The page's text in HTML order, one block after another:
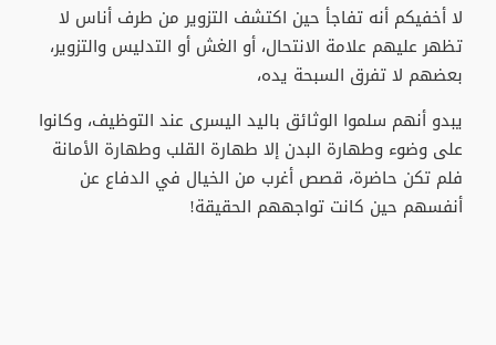
لا أخفيكم أنه تفاجأ حين اكتشف التزوير من طرف أناس لا
تظهر عليهم علامة الانتحال، أو الغش أو التدليس والتزوير،
بعضهم لا تفرق السبحة يده،
يبدو أنهم سلموا الوثائق باليد اليسرى عند التوظيف، وكانوا
على وضوء وطهارة البدن إلا طهارة القلب وطهارة الأمانة
فلم تكن حاضرة، قصص أغرب من الخيال في الدفاع عن
أنفسهم حين كانت تواجههم الحقيقة!